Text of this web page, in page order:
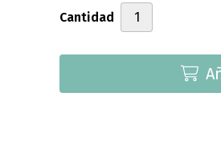
Cantidad